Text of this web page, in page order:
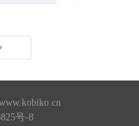
号-8